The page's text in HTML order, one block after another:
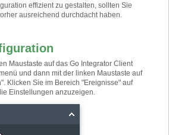
effizient zu gestalten, sollten Sie
ausreichend durchdacht haben.
Maustaste auf das Go Integrator Client
und dann mit der linken Maustaste auf
Klicken Sie im Bereich "Ereignisse" auf
Einstellungen anzuzeigen.